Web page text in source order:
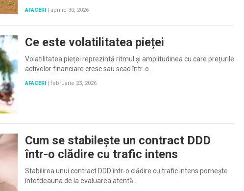
AFACERI | aprilie 30, 2026
Ce este volatilitatea pieței
Volatilitatea pieței reprezintă ritmul și amplitudinea cu care prețurile
activelor financiare cresc sau scad într-o…
AFACERI | februarie 23, 2026
Cum se stabilește un contract DDD
într-o clădire cu trafic intens
Stabilirea unui contract DDD într-o clădire cu trafic intens pornește
întotdeauna de la evaluarea atentă…